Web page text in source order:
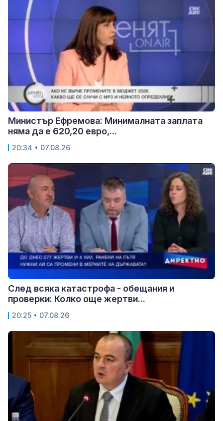
Министър Ефремова: Минималната заплата
няма да е 620,20 евро,...
20:34 • 07.08.26
След всяка катастрофа - обещания и
проверки: Колко още жертви...
20:25 • 07.08.26